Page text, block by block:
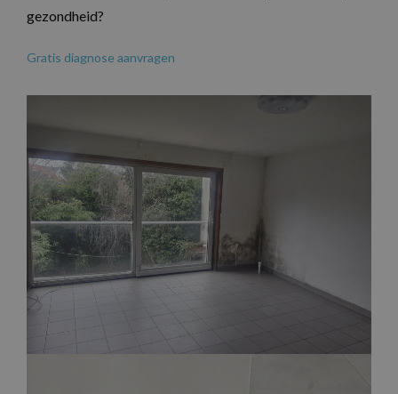
gezondheid?
Gratis diagnose aanvragen